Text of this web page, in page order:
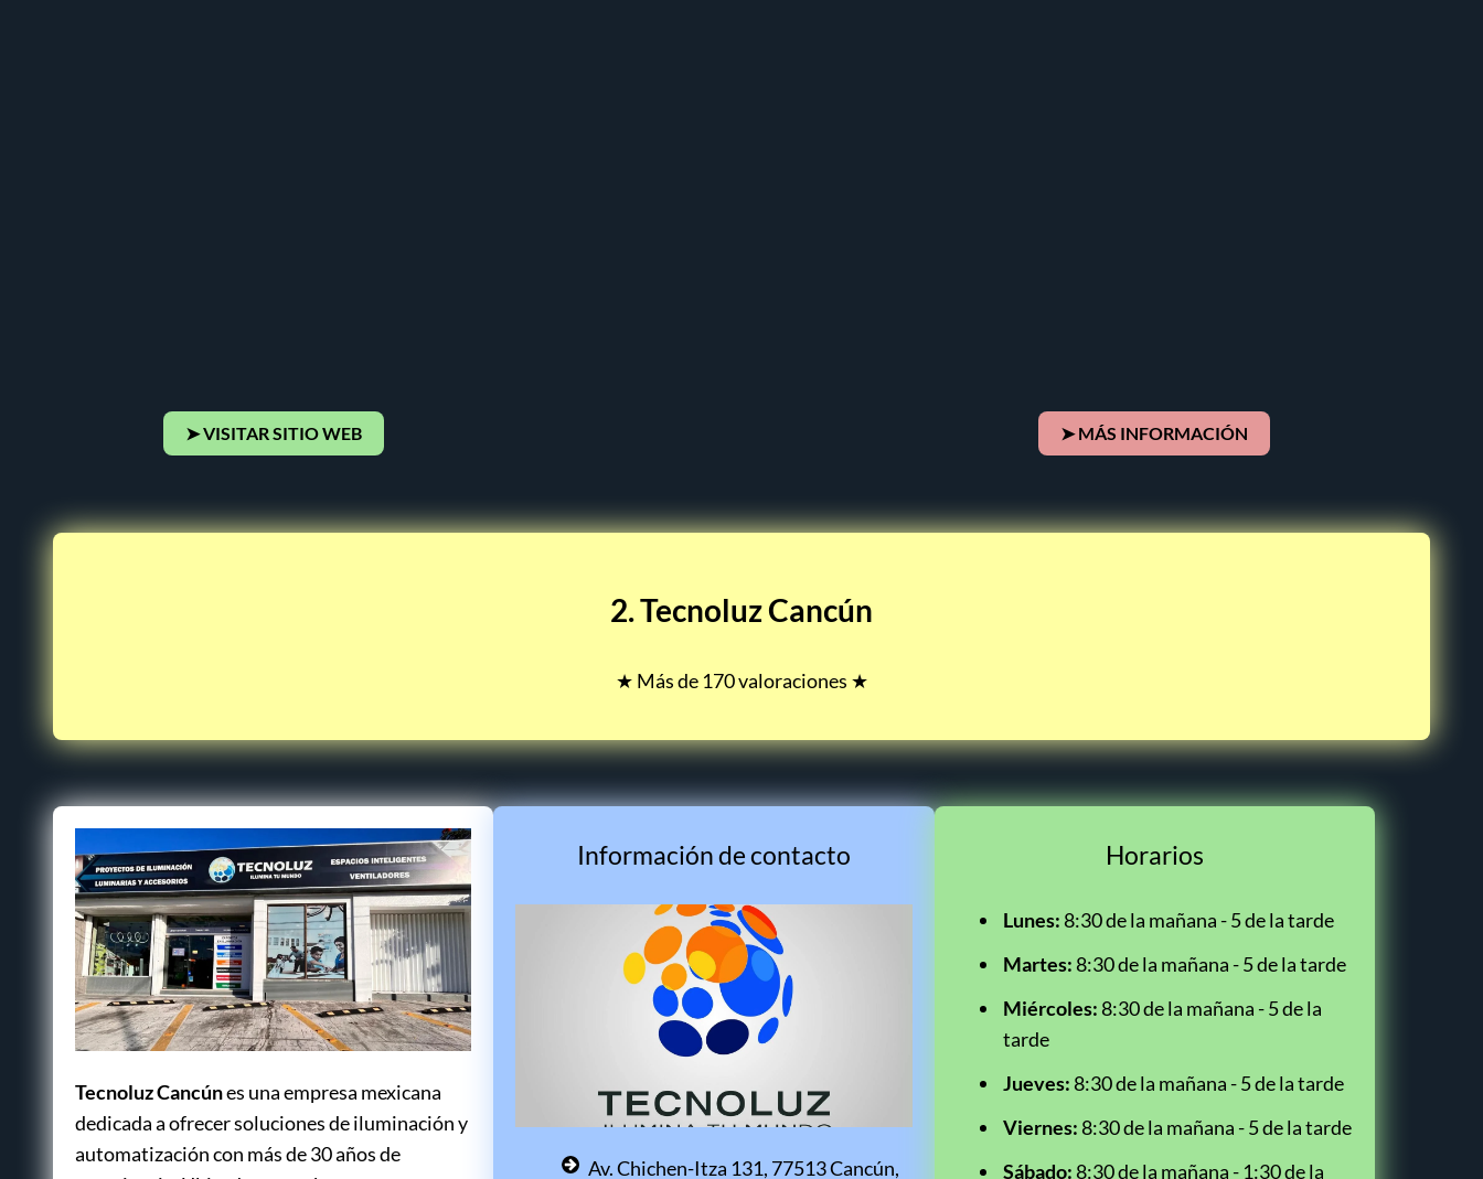
➤ VISITAR SITIO WEB ➤ MÁS INFORMACIÓN
2. Tecnoluz Cancún
★ Más de 170 valoraciones ★
Tecnoluz Cancúnes una empresa mexicana
dedicada a ofrecer soluciones de iluminación y
automatización con más de 30 años de
Información de contacto
Av. Chichen-Itza 131, 77513 Cancún,
Horarios
Lunes:8:30 de la mañana - 5 de la tarde
Martes:8:30 de la mañana - 5 de la tarde
Miércoles:8:30 de la mañana - 5 de la
tarde
Jueves:8:30 de la mañana - 5 de la tarde
Viernes:8:30 de la mañana - 5 de la tarde
Sábado:8:30 de la mañana - 1:30 de la